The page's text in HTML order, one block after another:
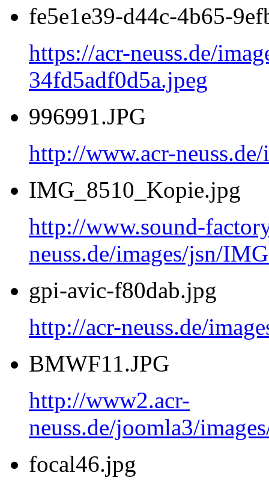
fe5e1e39-d44c-4b65-
https://acr-neuss.de/
34fd5adf0d5a.jpeg
996991.JPG
http://www.acr-
IMG_8510_Kopie.jpg
http://www.sound-
neuss.de/images/jsn/
gpi-avic-f80dab.jpg
http://acr-neuss.de/
BMWF11.JPG
http://www2.acr-
neuss.de/joomla3/
focal46.jpg